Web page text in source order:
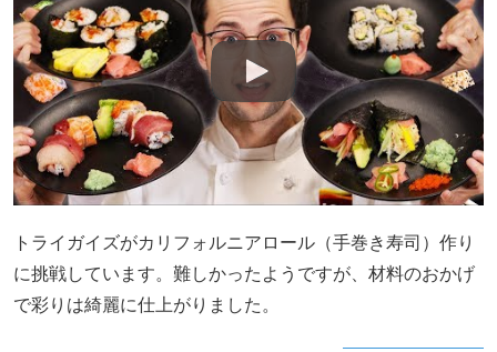
トライガイズがカリフォルニアロール（手巻き寿司）作り
に挑戦しています。難しかったようですが、材料のおかげ
で彩りは綺麗に仕上がりました。